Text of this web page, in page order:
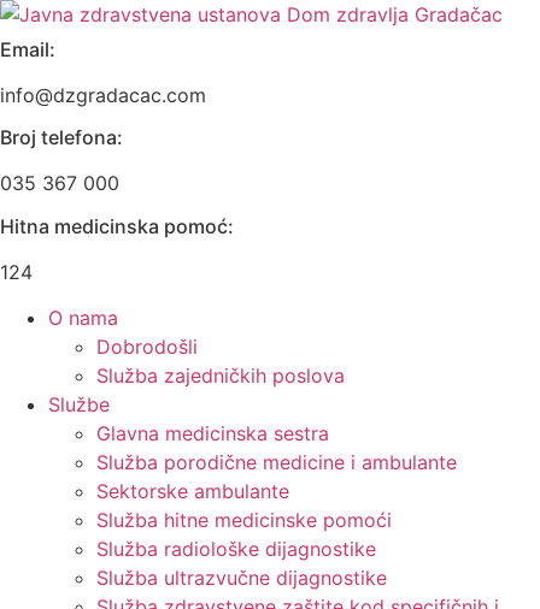
Skip
to
Email:
info@dzgradacac.com
Broj telefona:
035 367 000
Hitna medicinska pomoć:
124
O nama
Dobrodošli
Služba zajedničkih poslova
Službe
Glavna medicinska sestra
Služba porodične medicine i ambulante
Sektorske ambulante
Služba hitne medicinske pomoći
Služba radiološke dijagnostike
Služba ultrazvučne dijagnostike